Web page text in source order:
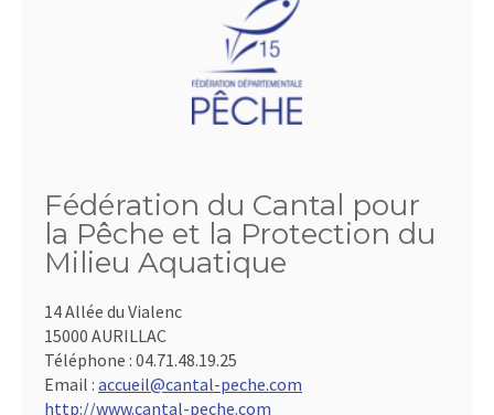
Fédération du Cantal pour
la Pêche et la Protection du
Milieu Aquatique
14 Allée du Vialenc
15000 AURILLAC
Téléphone : 04.71.48.19.25
Email : accueil@cantal-peche.com
http://www.cantal-peche.com